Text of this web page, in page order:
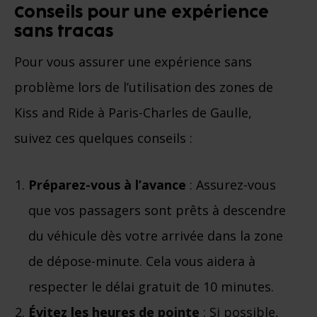
Conseils pour une expérience
sans tracas
Pour vous assurer une expérience sans
problème lors de l’utilisation des zones de
Kiss and Ride à Paris-Charles de Gaulle,
suivez ces quelques conseils :
Préparez-vous à l’avance : Assurez-vous
que vos passagers sont prêts à descendre
du véhicule dès votre arrivée dans la zone
de dépose-minute. Cela vous aidera à
respecter le délai gratuit de 10 minutes.
Évitez les heures de pointe : Si possible,